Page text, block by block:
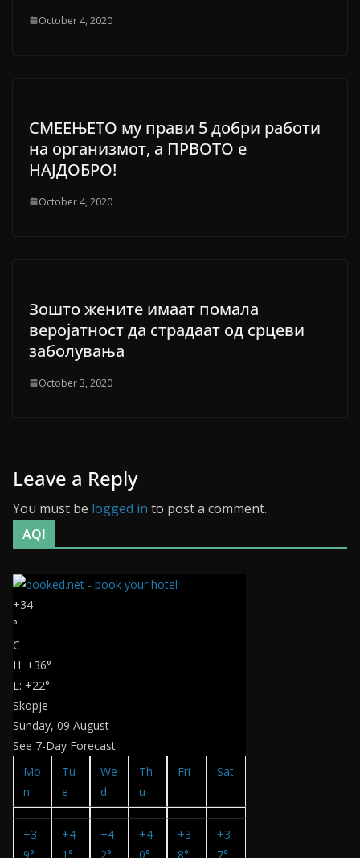
October 4, 2020
СМЕЕЊЕТО му прави 5 добри работи
на организмот, а ПРВОТО е
НАЈДОБРО!
October 4, 2020
Зошто жените имаат помала
веројатност да страдаат од срцеви
заболувања
October 3, 2020
Leave a Reply
You must be logged in to post a comment.
AQI
+34
°
C
H: +36°
L: +22°
Skopje
Sunday, 09 August
See 7-Day Forecast
Mo
n
Tu
e
We
d
Th
u
Fri Sat
+3
9°
+4
1°
+4
2°
+4
0°
+3
8°
+3
7°